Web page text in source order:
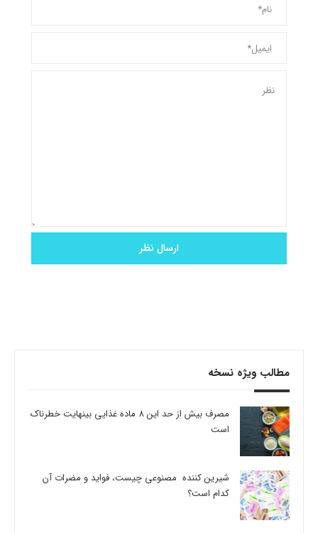
مطالب ویژه نسخه
مصرف بیش از حد این 8 ماده غذایی بینهایت خطرناک
است
شیرین کننده مصنوعی چیست، فواید و مضرات آن
کدام است؟